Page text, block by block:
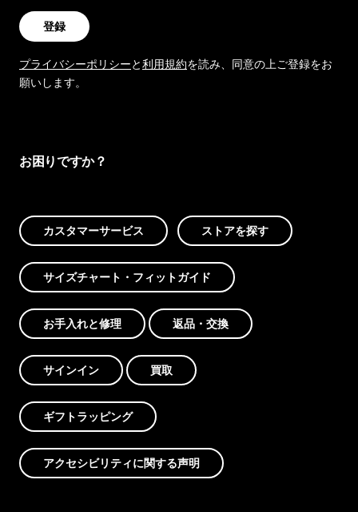
登録
プライバシーポリシーと利用規約を読み、同意の上ご登録をお
願いします。
お困りですか？
カスタマーサービス ストアを探す
サイズチャート・フィットガイド
お手入れと修理 返品・交換
サインイン 買取
ギフトラッピング
アクセシビリティに関する声明